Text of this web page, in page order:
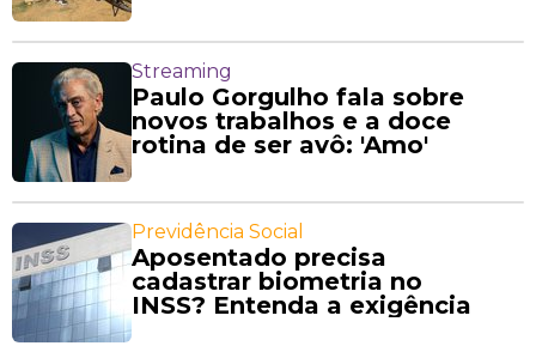
Streaming
Paulo Gorgulho fala sobre
novos trabalhos e a doce
rotina de ser avô: 'Amo'
Previdência Social
Aposentado precisa
cadastrar biometria no
INSS? Entenda a exigência